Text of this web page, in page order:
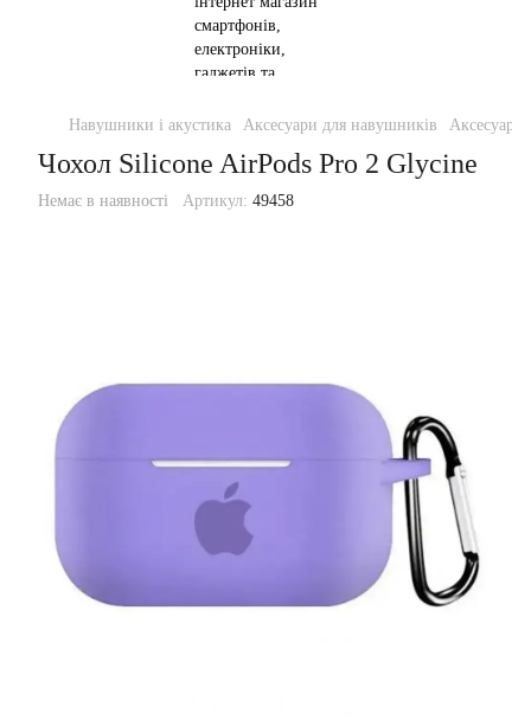
Навушники і акустика Аксесуари для навушників Аксесуари
Чохол Silicone AirPods Pro 2 Glycine
Немає в наявності Артикул: 49458